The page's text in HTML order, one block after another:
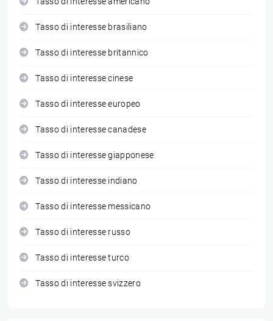
Tasso di interesse brasiliano
Tasso di interesse britannico
Tasso di interesse cinese
Tasso di interesse europeo
Tasso di interesse canadese
Tasso di interesse giapponese
Tasso di interesse indiano
Tasso di interesse messicano
Tasso di interesse russo
Tasso di interesse turco
Tasso di interesse svizzero